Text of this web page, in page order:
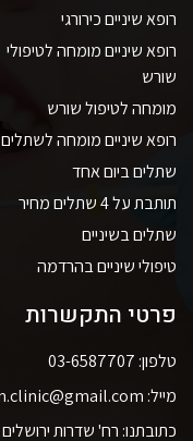
רופא שיניים כירורגי
רופא שיניים מומחה לטיפולי
שורש
מומחה לטיפול שורש
רופא שיניים מומחה לשתלים
שתלים ביום אחד
תותבת על 4 שתלים מחיר
שתלים בשיניים
טיפולי שיניים בהרדמה
פרטי התקשרות
טלפון: 03-6587707
מייל: goldman.clinic@gmail.com